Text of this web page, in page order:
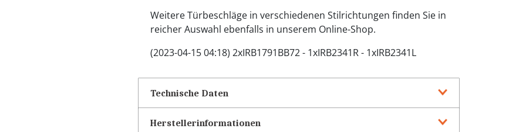
Weitere Türbeschläge in verschiedenen Stilrichtungen finden Sie in
reicher Auswahl ebenfalls in unserem Online-Shop.
(2023-04-15 04:18) 2xIRB1791BB72 - 1xIRB2341R - 1xIRB2341L
Technische Daten
Herstellerinformationen